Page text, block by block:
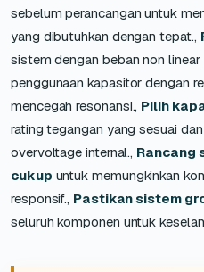
sebelum perancangan untuk
yang dibutuhkan dengan tepat.,
sistem dengan beban non linear
penggunaan kapasitor dengan
mencegah resonansi., Pilih
rating tegangan yang sesuai
overvoltage internal., Rancang
cukup untuk memungkinkan
responsif., Pastikan sistem
seluruh komponen untuk